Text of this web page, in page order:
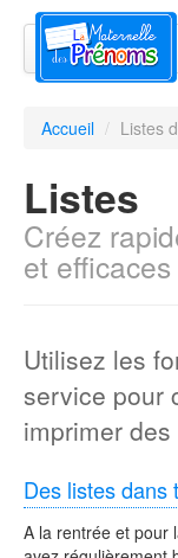
Bureau virtuel
Actualités
Ressources
Tutoriels
Accueil / Listes
Listes
Créez
et efficaces
Utilisez les
service pour
imprimer
Des listes dans
A la rentrée et pour